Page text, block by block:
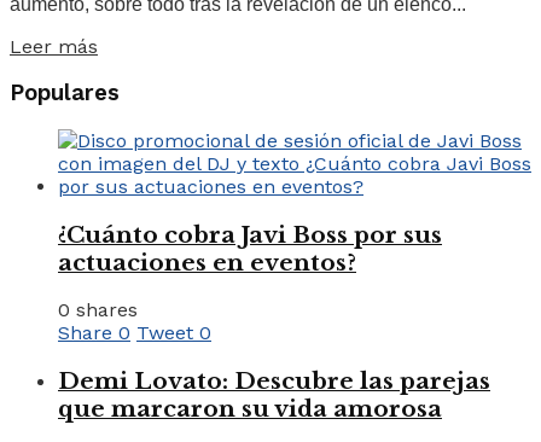
Leer más
Populares
¿Cuánto cobra Javi Boss por sus
actuaciones en eventos?
0 shares
Share 0 Tweet 0
Demi Lovato: Descubre las parejas
que marcaron su vida amorosa